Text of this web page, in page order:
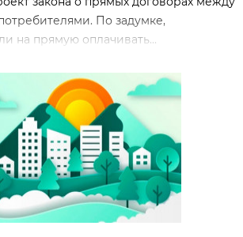
По задумке,
на прямую оплачивать...